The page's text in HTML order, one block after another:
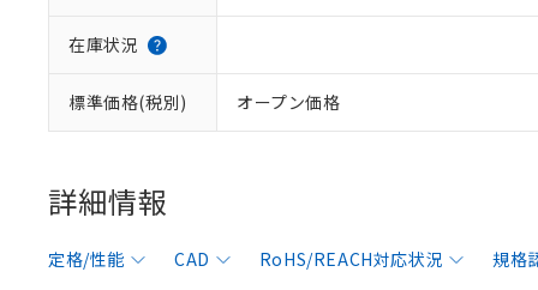
在庫状況
標準価格(税別) オープン価格
詳細情報
定格/性能 CAD RoHS/REACH対応状況 規格